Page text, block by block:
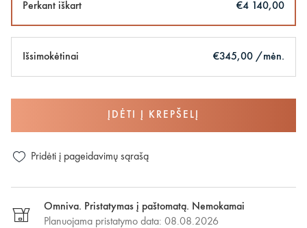
Perkant iškart €4 140,00
Išsimokėtinai €345,00 /mėn.
ĮDĖTI Į KREPŠELĮ
Pridėti į pageidavimų sąrašą
Omniva. Pristatymas į paštomatą. Nemokamai
Planuojama pristatymo data: 08.08.2026